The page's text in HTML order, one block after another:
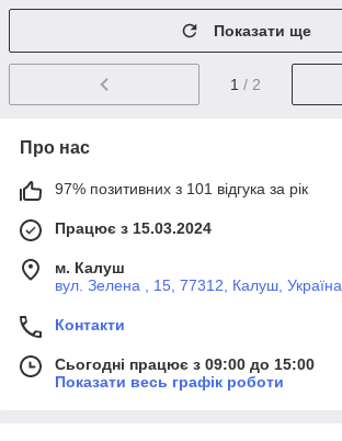
Показати ще
1 / 2
Про нас
97% позитивних з 101 відгука за рік
Працює з 15.03.2024
м. Калуш
вул. Зелена , 15, 77312, Калуш, Україна
Контакти
Сьогодні працює з 09:00 до 15:00
Показати весь графік роботи